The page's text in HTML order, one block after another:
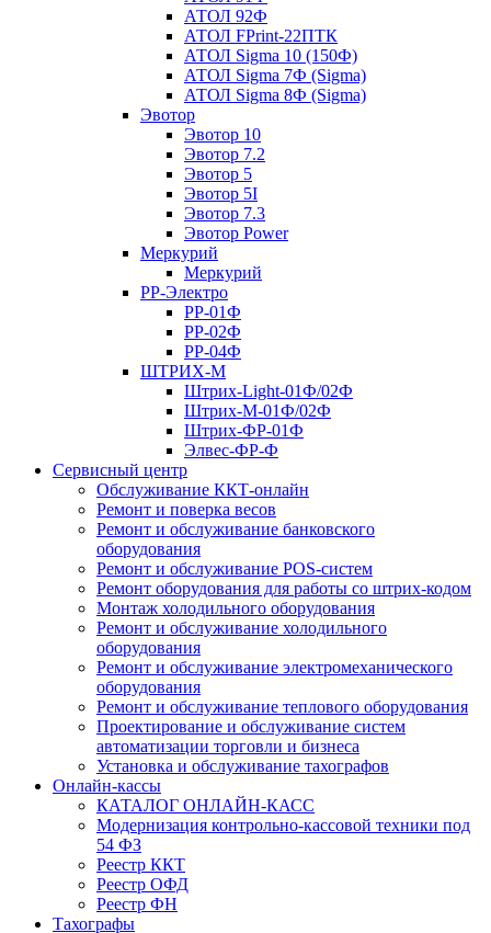
АТОЛ 92Ф
АТОЛ FPrint-22ПТК
АТОЛ Sigma 10 (150Ф)
АТОЛ Sigma 7Ф (Sigma)
АТОЛ Sigma 8Ф (Sigma)
Эвотор
Эвотор 10
Эвотор 7.2
Эвотор 5
Эвотор 5I
Эвотор 7.3
Эвотор Power
Меркурий
Меркурий
РР-Электро
РР-01Ф
РР-02Ф
РР-04Ф
ШТРИХ-М
Штрих-Light-01Ф/02Ф
Штрих-М-01Ф/02Ф
Штрих-ФР-01Ф
Элвес-ФР-Ф
Сервисный центр
Обслуживание ККТ-онлайн
Ремонт и поверка весов
Ремонт и обслуживание банковского
оборудования
Ремонт и обслуживание POS-систем
Ремонт оборудования для работы со штрих-кодом
Монтаж холодильного оборудования
Ремонт и обслуживание холодильного
оборудования
Ремонт и обслуживание электромеханического
оборудования
Ремонт и обслуживание теплового оборудования
Проектирование и обслуживание систем
автоматизации торговли и бизнеса
Установка и обслуживание тахографов
Онлайн-кассы
КАТАЛОГ ОНЛАЙН-КАСС
Модернизация контрольно-кассовой техники под
54 ФЗ
Реестр ККТ
Реестр ОФД
Реестр ФН
Тахографы